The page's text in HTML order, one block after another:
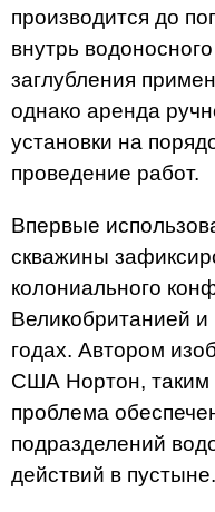
производится до
внутрь
заглубления
однако аренда
установки на
проведение работ.
Впервые
скважины
колониального
Великобританией
годах. Автором
США Нортон,
проблема
подразделений
действий в пустыне.